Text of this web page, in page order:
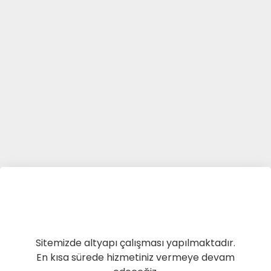
Sitemizde altyapı çalışması yapılmaktadır.
En kısa sürede hizmetiniz vermeye devam